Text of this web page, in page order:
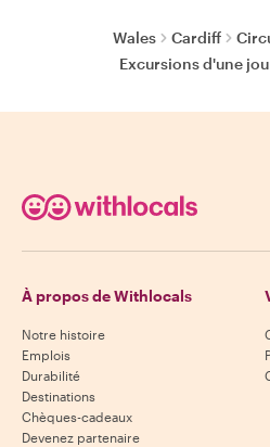
Wales Cardiff
Excursions d'une
À propos de Withlocals
Notre histoire
Emplois
Durabilité
Destinations
Chèques-cadeaux
Devenez partenaire